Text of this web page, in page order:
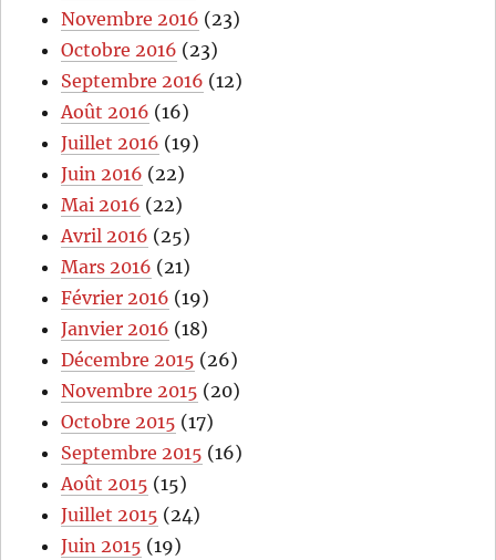
Novembre 2016 (23)
Octobre 2016 (23)
Septembre 2016 (12)
Août 2016 (16)
Juillet 2016 (19)
Juin 2016 (22)
Mai 2016 (22)
Avril 2016 (25)
Mars 2016 (21)
Février 2016 (19)
Janvier 2016 (18)
Décembre 2015 (26)
Novembre 2015 (20)
Octobre 2015 (17)
Septembre 2015 (16)
Août 2015 (15)
Juillet 2015 (24)
Juin 2015 (19)